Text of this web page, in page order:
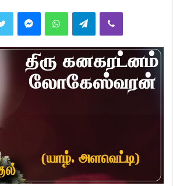
Twitter MessengerWhatsAppTelegramViber